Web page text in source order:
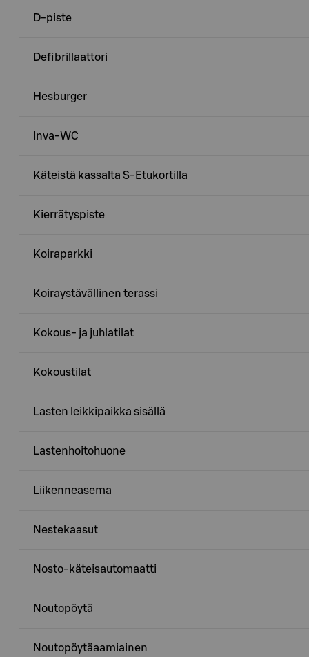
D-piste
Defibrillaattori
Hesburger
Inva-WC
Käteistä kassalta S-Etukortilla
Kierrätyspiste
Koiraparkki
Koiraystävällinen terassi
Kokous- ja juhlatilat
Kokoustilat
Lasten leikkipaikka sisällä
Lastenhoitohuone
Liikenneasema
Nestekaasut
Nosto-käteisautomaatti
Noutopöytä
Noutopöytäaamiainen